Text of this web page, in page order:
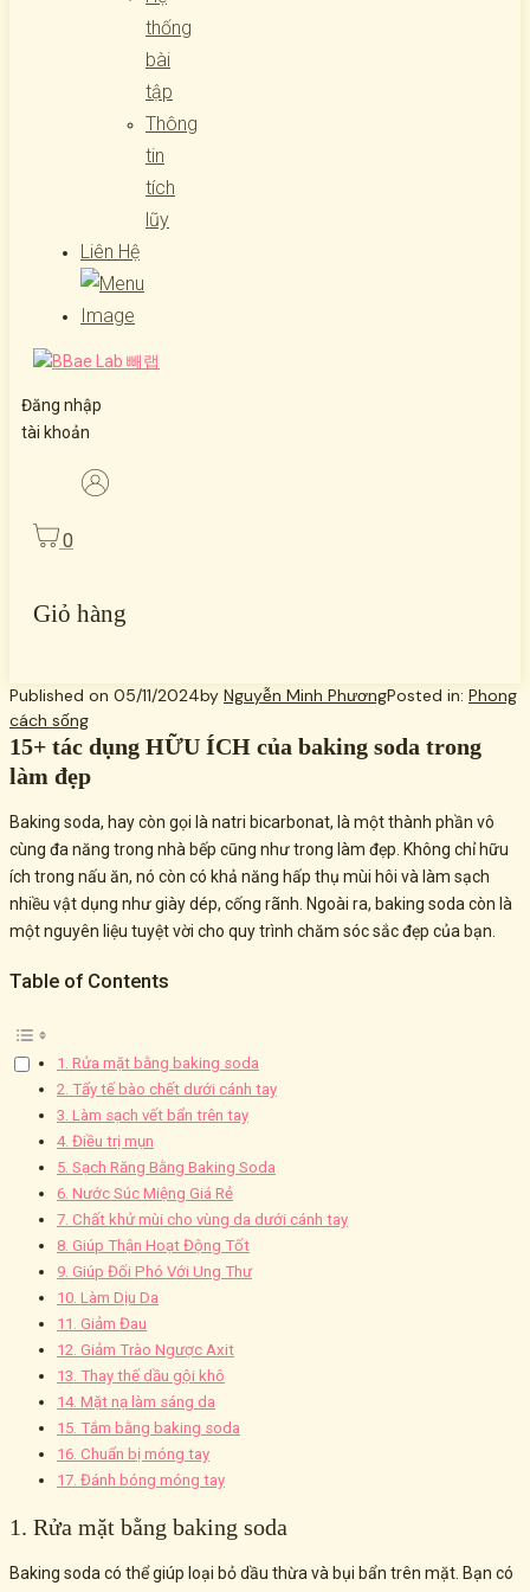
thống
bài
tập
Thông
tin
tích
lũy
Liên Hệ
Đăng nhập
tài khoản
0
Giỏ hàng
Published on 05/11/2024by Nguyễn Minh PhươngPosted in: Phong
cách sống
15+ tác dụng HỮU ÍCH của baking soda trong
làm đẹp
Baking soda, hay còn gọi là natri bicarbonat, là một thành phần vô
cùng đa năng trong nhà bếp cũng như trong làm đẹp. Không chỉ hữu
ích trong nấu ăn, nó còn có khả năng hấp thụ mùi hôi và làm sạch
nhiều vật dụng như giày dép, cống rãnh. Ngoài ra, baking soda còn là
một nguyên liệu tuyệt vời cho quy trình chăm sóc sắc đẹp của bạn.
Table of Contents
1. Rửa mặt bằng baking soda
2. Tẩy tế bào chết dưới cánh tay
3. Làm sạch vết bẩn trên tay
4. Điều trị mụn
5. Sạch Răng Bằng Baking Soda
6. Nước Súc Miệng Giá Rẻ
7. Chất khử mùi cho vùng da dưới cánh tay
8. Giúp Thận Hoạt Động Tốt
9. Giúp Đối Phó Với Ung Thư
10. Làm Dịu Da
11. Giảm Đau
12. Giảm Trào Ngược Axit
13. Thay thế dầu gội khô
14. Mặt nạ làm sáng da
15. Tắm bằng baking soda
16. Chuẩn bị móng tay
17. Đánh bóng móng tay
1. Rửa mặt bằng baking soda
Baking soda có thể giúp loại bỏ dầu thừa và bụi bẩn trên mặt. Bạn có